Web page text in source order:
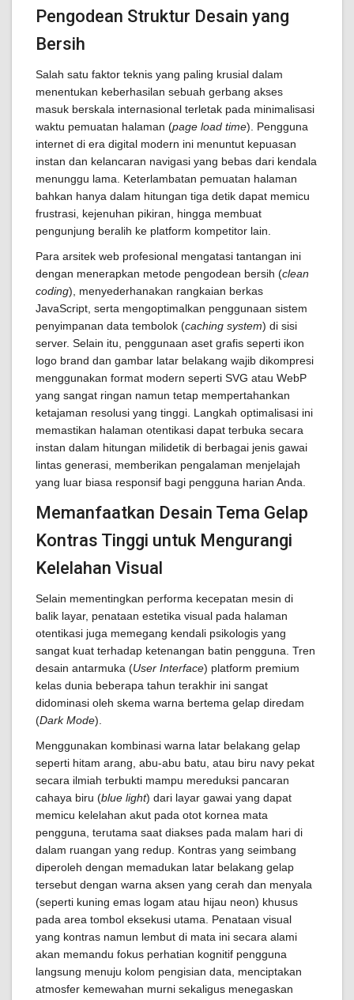
Pengodean Struktur Desain yang
Bersih
Salah satu faktor teknis yang paling krusial dalam
menentukan keberhasilan sebuah gerbang akses
masuk berskala internasional terletak pada minimalisasi
waktu pemuatan halaman (page load time). Pengguna
internet di era digital modern ini menuntut kepuasan
instan dan kelancaran navigasi yang bebas dari kendala
menunggu lama. Keterlambatan pemuatan halaman
bahkan hanya dalam hitungan tiga detik dapat memicu
frustrasi, kejenuhan pikiran, hingga membuat
pengunjung beralih ke platform kompetitor lain.
Para arsitek web profesional mengatasi tantangan ini
dengan menerapkan metode pengodean bersih (clean
coding), menyederhanakan rangkaian berkas
JavaScript, serta mengoptimalkan penggunaan sistem
penyimpanan data tembolok (caching system) di sisi
server. Selain itu, penggunaan aset grafis seperti ikon
logo brand dan gambar latar belakang wajib dikompresi
menggunakan format modern seperti SVG atau WebP
yang sangat ringan namun tetap mempertahankan
ketajaman resolusi yang tinggi. Langkah optimalisasi ini
memastikan halaman otentikasi dapat terbuka secara
instan dalam hitungan milidetik di berbagai jenis gawai
lintas generasi, memberikan pengalaman menjelajah
yang luar biasa responsif bagi pengguna harian Anda.
Memanfaatkan Desain Tema Gelap
Kontras Tinggi untuk Mengurangi
Kelelahan Visual
Selain mementingkan performa kecepatan mesin di
balik layar, penataan estetika visual pada halaman
otentikasi juga memegang kendali psikologis yang
sangat kuat terhadap ketenangan batin pengguna. Tren
desain antarmuka (User Interface) platform premium
kelas dunia beberapa tahun terakhir ini sangat
didominasi oleh skema warna bertema gelap diredam
(Dark Mode).
Menggunakan kombinasi warna latar belakang gelap
seperti hitam arang, abu-abu batu, atau biru navy pekat
secara ilmiah terbukti mampu mereduksi pancaran
cahaya biru (blue light) dari layar gawai yang dapat
memicu kelelahan akut pada otot kornea mata
pengguna, terutama saat diakses pada malam hari di
dalam ruangan yang redup. Kontras yang seimbang
diperoleh dengan memadukan latar belakang gelap
tersebut dengan warna aksen yang cerah dan menyala
(seperti kuning emas logam atau hijau neon) khusus
pada area tombol eksekusi utama. Penataan visual
yang kontras namun lembut di mata ini secara alami
akan memandu fokus perhatian kognitif pengguna
langsung menuju kolom pengisian data, menciptakan
atmosfer kemewahan murni sekaligus menegaskan